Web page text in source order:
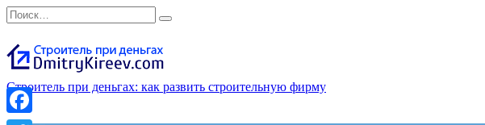
Перейти
к
содержанию
Search
for:
Строитель при деньгах: как развить строительную фирму